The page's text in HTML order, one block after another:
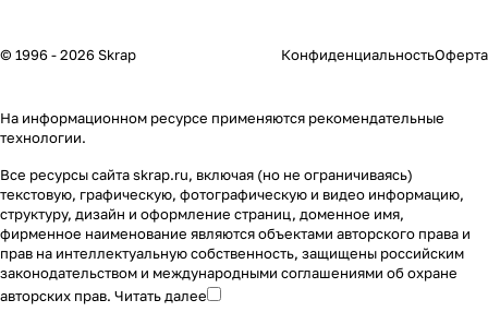
© 1996 - 2026 Skrap КонфиденциальностьОферта
На информационном ресурсе применяются рекомендательные
технологии.
Все ресурсы сайта skrap.ru, включая (но не ограничиваясь)
текстовую, графическую, фотографическую и видео информацию,
структуру, дизайн и оформление страниц, доменное имя,
фирменное наименование являются объектами авторского права и
прав на интеллектуальную собственность, защищены российским
законодательством и международными соглашениями об охране
авторских прав. Читать далее